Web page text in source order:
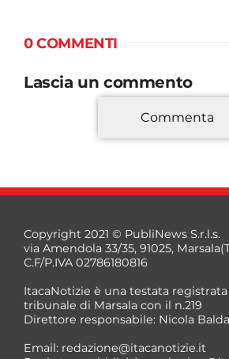
0 COMMENTI
Lascia un commento
*
Commenta
Copyright 2021 © PubliNews S.r.l.s.
via Amendola 33/35, 91025,
C.F/P.IVA 02786180816
ItacaNotizie è una testata
tribunale di Marsala con il n.219
Direttore responsabile: Nicola
Email: redazione@itacanotizie.it